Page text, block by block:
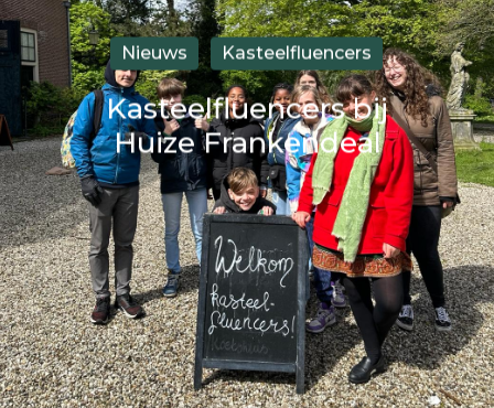
Nieuws Kasteelfluencers
Kasteelfluencers bij
Huize Frankendeal